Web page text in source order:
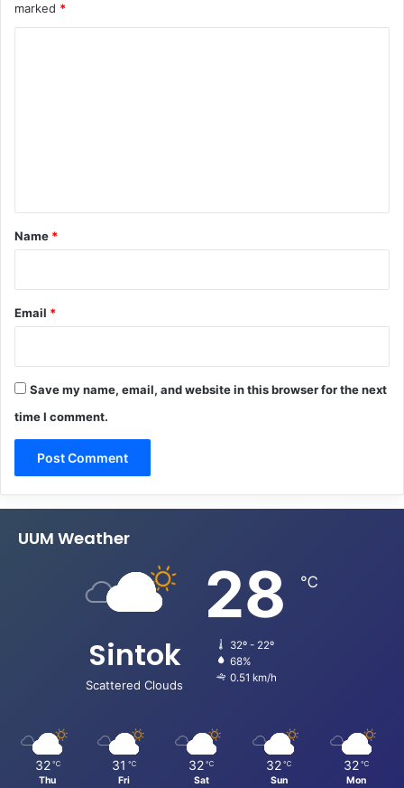
marked *
*
Name *
Email *
Save my name, email, and website in this browser for the next
time I comment.
UUM Weather
Sintok
Scattered Clouds
28 ℃
32º - 22º
68%
0.51 km/h
32 ℃
Thu
31 ℃
Fri
32 ℃
Sat
32 ℃
Sun
32 ℃
Mon